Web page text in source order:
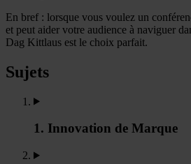
En bref : lorsque vous voulez un
et peut aider votre audience à naviguer
Dag Kittlaus est le choix parfait.
Sujets
1. Innovation de Marque